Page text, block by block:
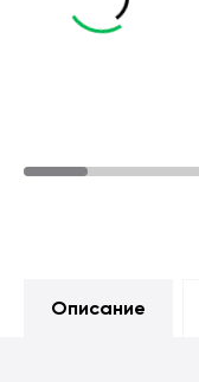
Описание